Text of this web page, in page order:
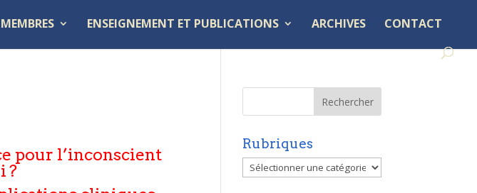
ENSEIGNEMENT ET PUBLICATIONS ARCHIVES CONTACT
pour l’inconscient
?
Rubriques
Rubriques